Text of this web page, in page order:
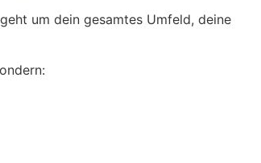
um dein gesamtes Umfeld, deine